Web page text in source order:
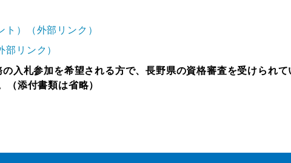
）
（外部リンク ）
リンク）
入札参加を希望される方で、長野県の資格審査を受けられて
添付書類は省略）